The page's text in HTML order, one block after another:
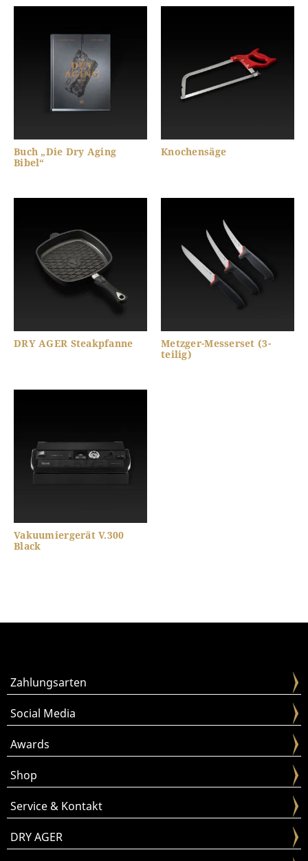
Buch „Die Dry Aging
Bibel“
Knochensäge
DRY AGER Steakpfanne
Metzger-Messerset (3-
teilig)
Vakuumiergerät V.300
Black
Zahlungsarten
Social Media
Awards
Shop
Service & Kontakt
DRY AGER